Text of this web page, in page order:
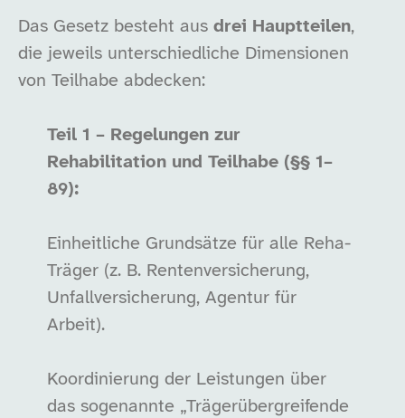
Das Gesetz besteht aus drei Hauptteilen,
die jeweils unterschiedliche Dimensionen
von Teilhabe abdecken:
Teil 1 – Regelungen zur
Rehabilitation und Teilhabe (§§ 1–
89):
Einheitliche Grundsätze für alle Reha-
Träger (z. B. Rentenversicherung,
Unfallversicherung, Agentur für
Arbeit).
Koordinierung der Leistungen über
das sogenannte „Trägerübergreifende